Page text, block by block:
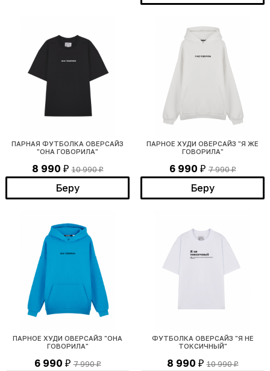
ПАРНАЯ ФУТБОЛКА ОВЕРСАЙЗ
"ОНА ГОВОРИЛА"
8 990 ₽ 10 990₽
Беру
ПАРНОЕ ХУДИ ОВЕРСАЙЗ "Я ЖЕ
ГОВОРИЛА"
6 990 ₽ 7 990₽
Беру
ПАРНОЕ ХУДИ ОВЕРСАЙЗ "ОНА
ГОВОРИЛА"
6 990 ₽ 7 990₽
ФУТБОЛКА ОВЕРСАЙЗ "Я НЕ
ТОКСИЧНЫЙ"
8 990 ₽ 10 990₽